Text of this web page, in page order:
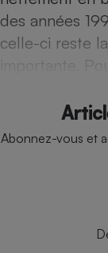
des années
celle-ci reste
importante.
Abonnez-vous et